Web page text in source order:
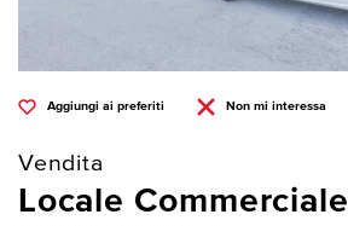
Aggiungi ai preferiti Non mi interessa
Vendita
Locale Commerciale